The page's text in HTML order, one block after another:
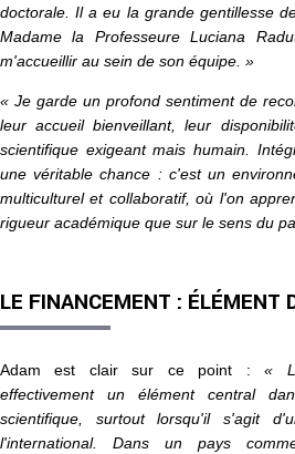
doctorale. Il a eu la grande gentillesse
Madame la Professeure Luciana
m'accueillir au sein de son équipe. »
« Je garde un profond sentiment de
leur accueil bienveillant, leur
scientifique exigeant mais humain.
une véritable chance : c'est un
multiculturel et collaboratif, où l'on
rigueur académique que sur le sens du
LE FINANCEMENT : ÉLÉMENT
Adam est clair sur ce point :«
effectivement un élément central
scientifique, surtout lorsqu'il s'agit
l'international. Dans un pays